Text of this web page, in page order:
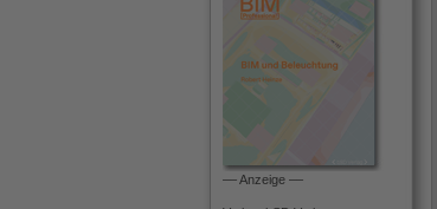
–– Anzeige ––